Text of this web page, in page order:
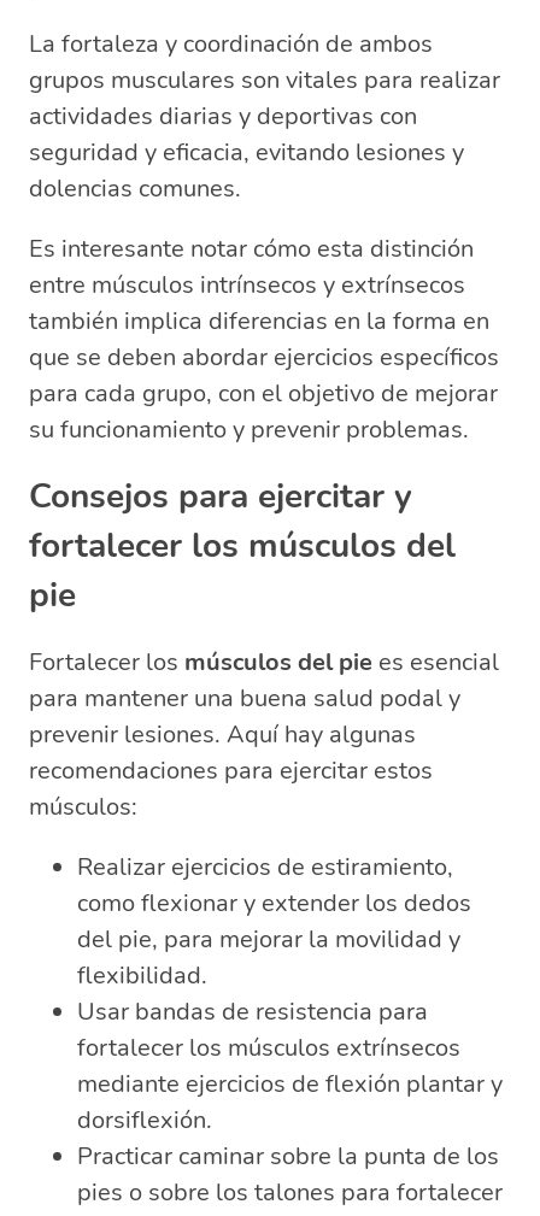
La fortaleza y coordinación de ambos
grupos musculares son vitales para realizar
actividades diarias y deportivas con
seguridad y eficacia, evitando lesiones y
dolencias comunes.
Es interesante notar cómo esta distinción
entre músculos intrínsecos y extrínsecos
también implica diferencias en la forma en
que se deben abordar ejercicios específicos
para cada grupo, con el objetivo de mejorar
su funcionamiento y prevenir problemas.
Consejos para ejercitar y
fortalecer los músculos del
pie
Fortalecer los músculos del pie es esencial
para mantener una buena salud podal y
prevenir lesiones. Aquí hay algunas
recomendaciones para ejercitar estos
músculos:
Realizar ejercicios de estiramiento,
como flexionar y extender los dedos
del pie, para mejorar la movilidad y
flexibilidad.
Usar bandas de resistencia para
fortalecer los músculos extrínsecos
mediante ejercicios de flexión plantar y
dorsiflexión.
Practicar caminar sobre la punta de los
pies o sobre los talones para fortalecer